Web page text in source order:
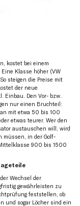
kostet bei einem
Klasse höher (VW
steigen die Preise mit
der neue
Den Vor- bzw.
nur einen Bruchteil:
mit etwa 50 bis 100
etwas teurer. Wer den
austauschen will, wird
müssen, in der Golf-
900 bis 1500
Wechsel der
gewährleisten zu
feststellen, ob
und sogar Löcher sind ein